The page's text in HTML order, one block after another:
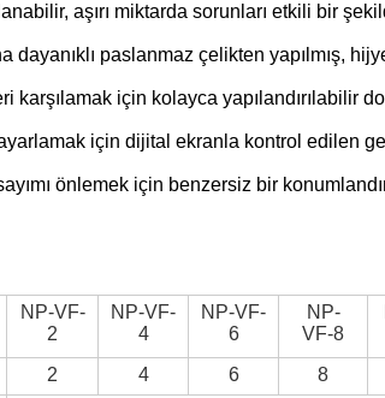
aşırı miktarda sorunları etkili bir
dayanıklı paslanmaz çelikten yapılmış,
karşılamak için kolayca yapılandırılabilir
için dijital ekranla kontrol edilen
önlemek için benzersiz bir
NP-VF-
2
NP-VF-
4
NP-VF-
6
NP-
VF-8
2 4 6 8